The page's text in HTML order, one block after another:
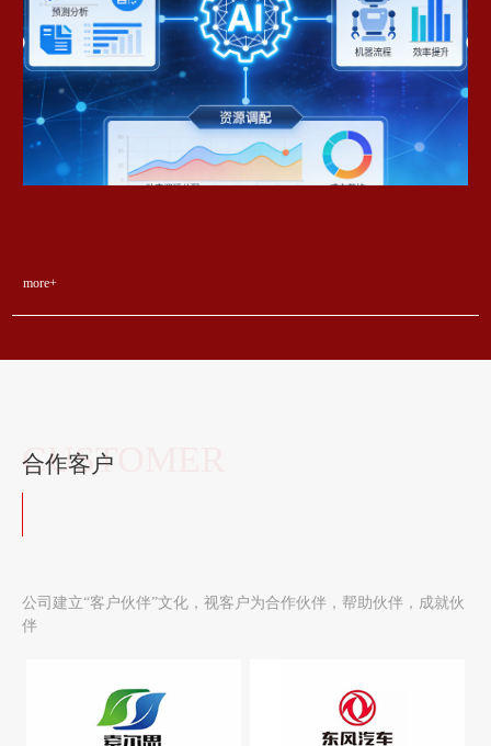
more+
CUSTOMER
合作客户
公司建立“客户伙伴”文化，视客户为合作伙伴，帮助伙伴，成就伙
伴